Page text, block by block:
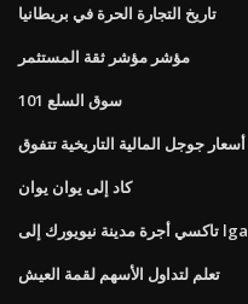
تاريخ التجارة الحرة في بريطانيا
مؤشر مؤشر ثقة المستثمر
سوق السلع 101
أسعار جوجل المالية التاريخية تتفوق
كاد إلى يوان يوان
تاكسي أجرة مدينة نيويورك إلى lga
تعلم لتداول الأسهم لقمة العيش